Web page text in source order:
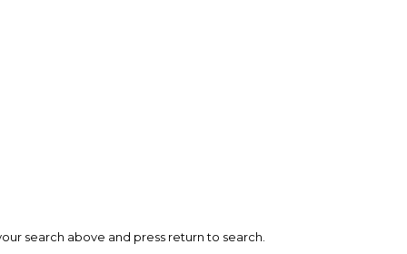
search above and press return to search.